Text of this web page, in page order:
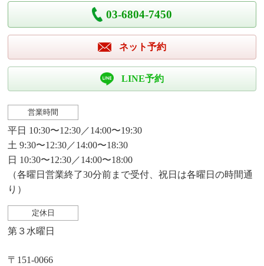
03-6804-7450
ネット予約
LINE予約
営業時間
平日 10:30〜12:30／14:00〜19:30
土 9:30〜12:30／14:00〜18:30
日 10:30〜12:30／14:00〜18:00
（各曜日営業終了30分前まで受付、祝日は各曜日の時間通
り）
定休日
第３水曜日
〒151-0066